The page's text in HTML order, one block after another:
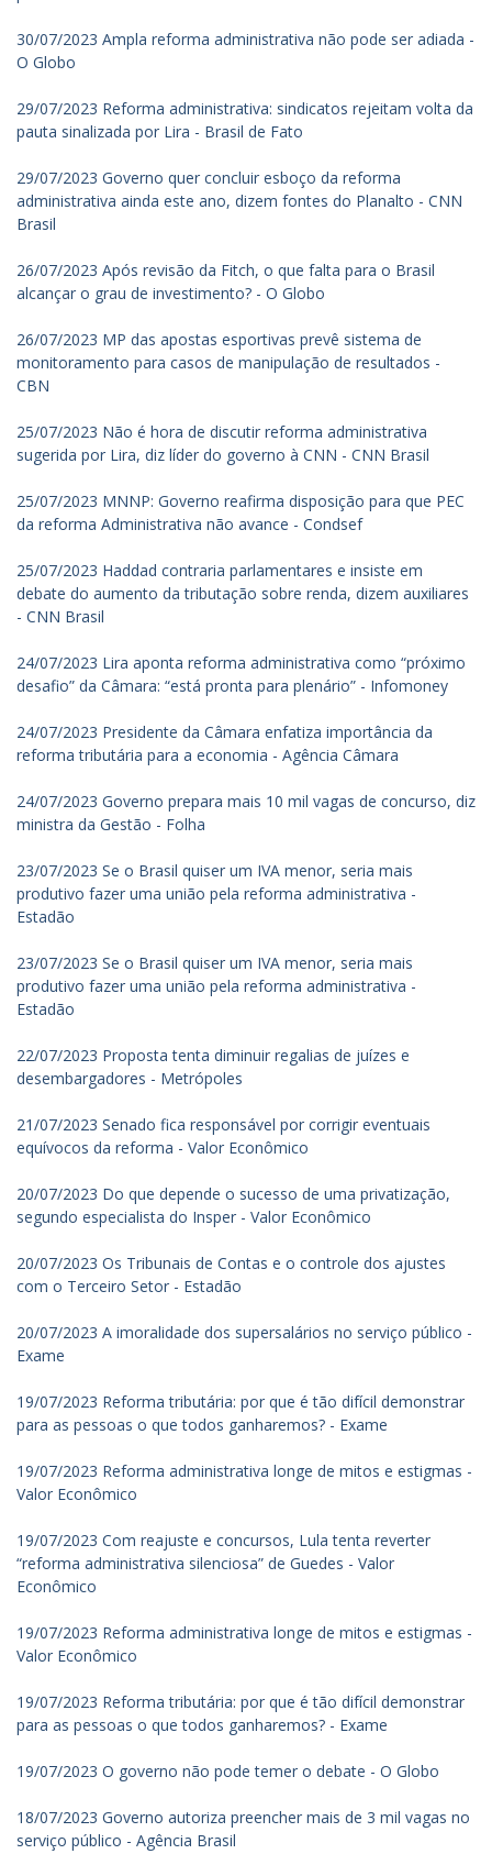
30/07/2023 Ampla reforma administrativa não pode ser adiada -
O Globo
29/07/2023 Reforma administrativa: sindicatos rejeitam volta da
pauta sinalizada por Lira - Brasil de Fato
29/07/2023 Governo quer concluir esboço da reforma
administrativa ainda este ano, dizem fontes do Planalto - CNN
Brasil
26/07/2023 Após revisão da Fitch, o que falta para o Brasil
alcançar o grau de investimento? - O Globo
26/07/2023 MP das apostas esportivas prevê sistema de
monitoramento para casos de manipulação de resultados -
CBN
25/07/2023 Não é hora de discutir reforma administrativa
sugerida por Lira, diz líder do governo à CNN - CNN Brasil
25/07/2023 MNNP: Governo reafirma disposição para que PEC
da reforma Administrativa não avance - Condsef
25/07/2023 Haddad contraria parlamentares e insiste em
debate do aumento da tributação sobre renda, dizem auxiliares
- CNN Brasil
24/07/2023 Lira aponta reforma administrativa como “próximo
desafio” da Câmara: “está pronta para plenário” - Infomoney
24/07/2023 Presidente da Câmara enfatiza importância da
reforma tributária para a economia - Agência Câmara
24/07/2023 Governo prepara mais 10 mil vagas de concurso, diz
ministra da Gestão - Folha
23/07/2023 Se o Brasil quiser um IVA menor, seria mais
produtivo fazer uma união pela reforma administrativa -
Estadão
23/07/2023 Se o Brasil quiser um IVA menor, seria mais
produtivo fazer uma união pela reforma administrativa -
Estadão
22/07/2023 Proposta tenta diminuir regalias de juízes e
desembargadores - Metrópoles
21/07/2023 Senado fica responsável por corrigir eventuais
equívocos da reforma - Valor Econômico
20/07/2023 Do que depende o sucesso de uma privatização,
segundo especialista do Insper - Valor Econômico
20/07/2023 Os Tribunais de Contas e o controle dos ajustes
com o Terceiro Setor - Estadão
20/07/2023 A imoralidade dos supersalários no serviço público -
Exame
19/07/2023 Reforma tributária: por que é tão difícil demonstrar
para as pessoas o que todos ganharemos? - Exame
19/07/2023 Reforma administrativa longe de mitos e estigmas -
Valor Econômico
19/07/2023 Com reajuste e concursos, Lula tenta reverter
“reforma administrativa silenciosa” de Guedes - Valor
Econômico
19/07/2023 Reforma administrativa longe de mitos e estigmas -
Valor Econômico
19/07/2023 Reforma tributária: por que é tão difícil demonstrar
para as pessoas o que todos ganharemos? - Exame
19/07/2023 O governo não pode temer o debate - O Globo
18/07/2023 Governo autoriza preencher mais de 3 mil vagas no
serviço público - Agência Brasil